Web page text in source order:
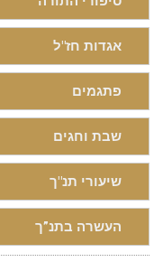
אגדות חז"ל
פתגמים
שבת וחגים
שיעורי תנ"ך
העשרה בתנ”ך